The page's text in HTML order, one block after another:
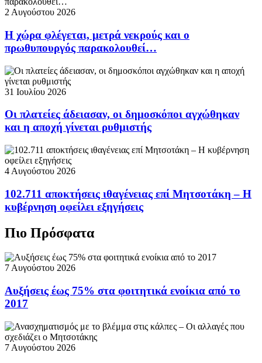
2 Αυγούστου 2026
Η χώρα φλέγεται, μετρά νεκρούς και ο
πρωθυπουργός παρακολουθεί…
31 Ιουλίου 2026
Οι πλατείες άδειασαν, οι δημοσκόποι αγχώθηκαν
και η αποχή γίνεται ρυθμιστής
4 Αυγούστου 2026
102.711 αποκτήσεις ιθαγένειας επί Μητσοτάκη – Η
κυβέρνηση οφείλει εξηγήσεις
Πιο Πρόσφατα
7 Αυγούστου 2026
Αυξήσεις έως 75% στα φοιτητικά ενοίκια από το
2017
7 Αυγούστου 2026